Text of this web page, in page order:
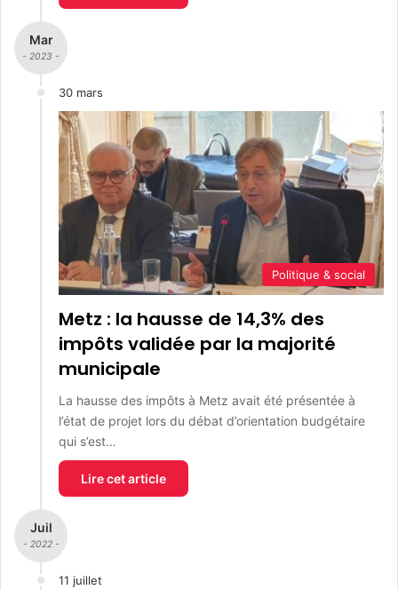
Mar
- 2023 -
30 mars
Politique & social
Metz : la hausse de 14,3% des
impôts validée par la majorité
municipale
La hausse des impôts à Metz avait été présentée à
l’état de projet lors du débat d’orientation budgétaire
qui s’est…
Lire cet article
Juil
- 2022 -
11 juillet